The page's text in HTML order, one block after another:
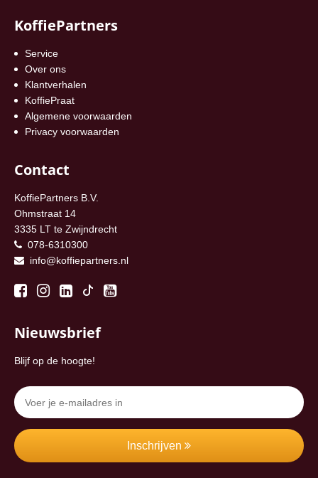
KoffiePartners
Service
Over ons
Klantverhalen
KoffiePraat
Algemene voorwaarden
Privacy voorwaarden
Contact
KoffiePartners B.V.
Ohmstraat 14
3335 LT te Zwijndrecht
078-6310300
info@koffiepartners.nl
Nieuwsbrief
Blijf op de hoogte!
Inschrijven